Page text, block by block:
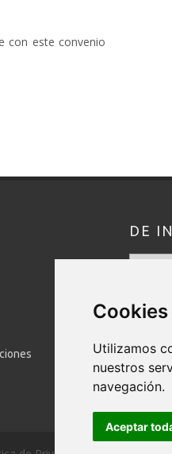
Cookies
Utilizamos
nuestros
navegación.
Aceptar
con este convenio
DE